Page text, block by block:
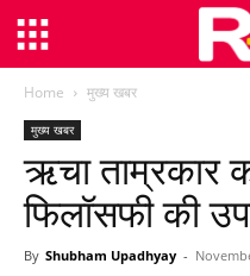
Home मुख्य खबर
मुख्य खबर
ऋचा ताम्रकार
फिलॉसफी की
By Shubham Upadhyay -